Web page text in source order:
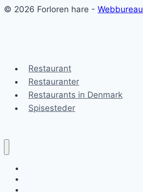
© 2026 Forloren hare - Webbureau
Restaurant
Restauranter
Restaurants in Denmark
Spisesteder